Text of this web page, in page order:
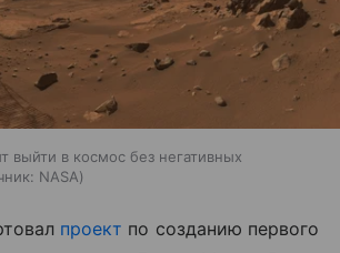
выйти в космос без негативных
NASA
проект по созданию первого